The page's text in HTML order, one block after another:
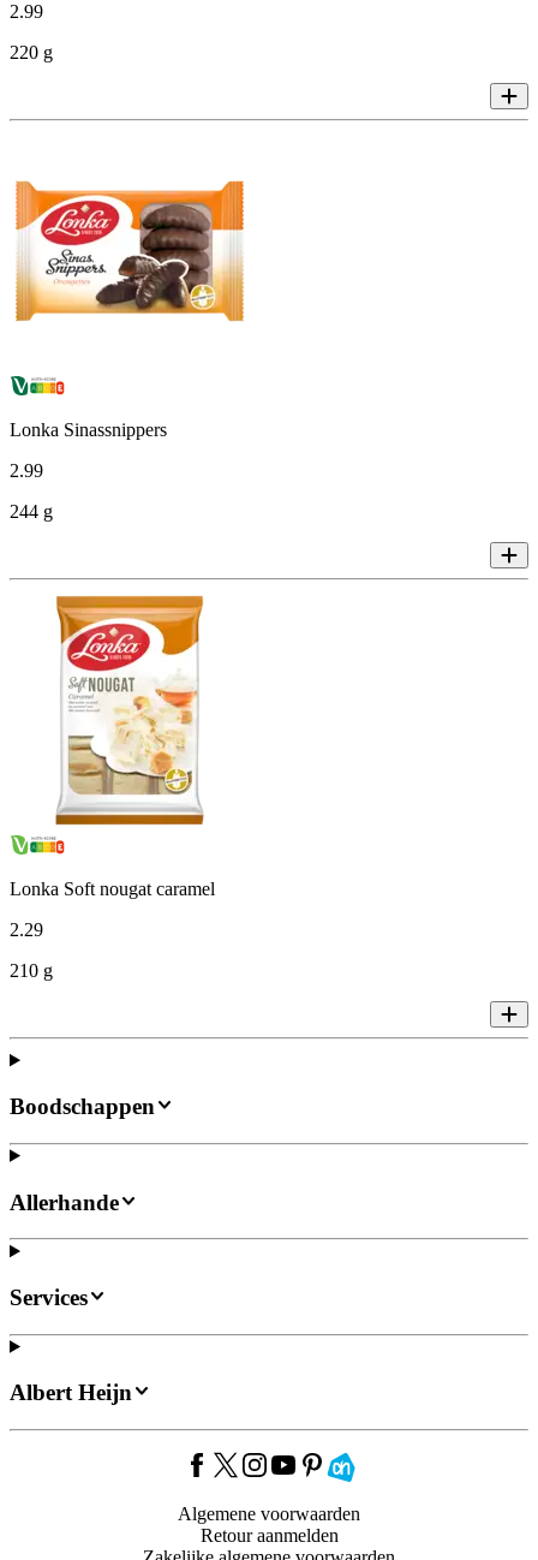
2.99
220 g
Lonka Sinassnippers
2.99
244 g
Lonka Soft nougat caramel
2.29
210 g
Boodschappen
Allerhande
Services
Albert Heijn
Algemene voorwaarden
Retour aanmelden